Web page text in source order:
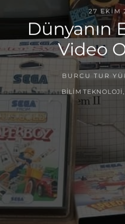
27 EKIM
Dünyanın
Video
BURCU TUR
BILIM TEKNOLOJI